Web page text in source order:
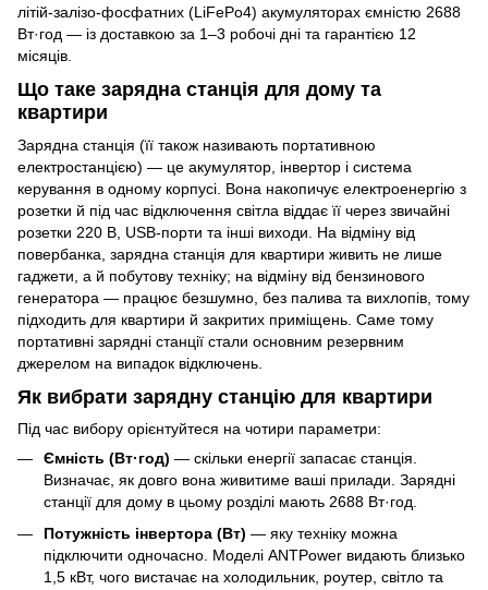
літій-залізо-фосфатних (LiFePo4) акумуляторах ємністю 2688
Вт·год — із доставкою за 1–3 робочі дні та гарантією 12
місяців.
Що таке зарядна станція для дому та
квартири
Зарядна станція (її також називають портативною
електростанцією) — це акумулятор, інвертор і система
керування в одному корпусі. Вона накопичує електроенергію з
розетки й під час відключення світла віддає її через звичайні
розетки 220 В, USB-порти та інші виходи. На відміну від
повербанка, зарядна станція для квартири живить не лише
гаджети, а й побутову техніку; на відміну від бензинового
генератора — працює безшумно, без палива та вихлопів, тому
підходить для квартири й закритих приміщень. Саме тому
портативні зарядні станції стали основним резервним
джерелом на випадок відключень.
Як вибрати зарядну станцію для квартири
Під час вибору орієнтуйтеся на чотири параметри:
Ємність (Вт·год) — скільки енергії запасає станція.
Визначає, як довго вона живитиме ваші прилади. Зарядні
станції для дому в цьому розділі мають 2688 Вт·год.
Потужність інвертора (Вт) — яку техніку можна
підключити одночасно. Моделі ANTPower видають близько
1,5 кВт, чого вистачає на холодильник, роутер, світло та